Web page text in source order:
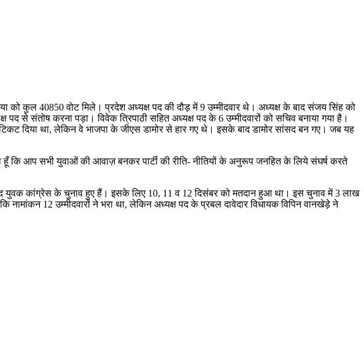
को कुल 40850 वोट मिले। प्रदेश अध्यक्ष पद की दौड़ में 9 उम्मीदवार थे। अध्यक्ष के बाद संजय सिंह को
से संतोष करना पड़ा। विवेक त्रिपाठी सहित अध्यक्ष पद के 6 उम्मीदवारों को सचिव बनाया गया है।
दिया था, लेकिन वे भाजपा के जीएस डामोर से हार गए थे। इसके बाद डामोर सांसद बन गए। जब यह
हूँ कि आप सभी युवाओं की आवाज़ बनकर पार्टी की रीति- नीतियों के अनुरूप जनहित के लिये संघर्ष करते
युवक कांग्रेस के चुनाव हुए हैं। इसके लिए 10, 11 व 12 दिसंबर को मतदान हुआ था। इस चुनाव में 3 लाख
12 उम्मीदवारों ने भरा था, लेकिन अध्यक्ष पद के प्रबल दावेदार विधायक विपिन वानखेड़े ने